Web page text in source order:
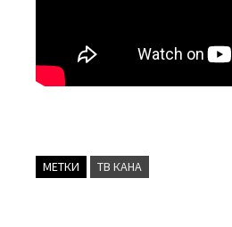
МЕТКИ ТВ КАНА